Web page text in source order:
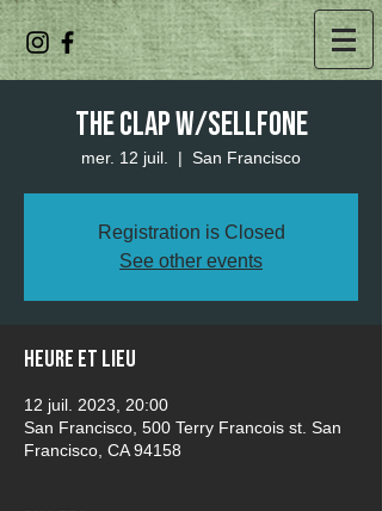
The Clap w/Sellfone
mer. 12 juil.
  |
San Francisco
Registration is Closed
See other events
Heure et lieu
12 juil. 2023, 20:00
San Francisco, 500 Terry Francois st. San
Francisco, CA 94158